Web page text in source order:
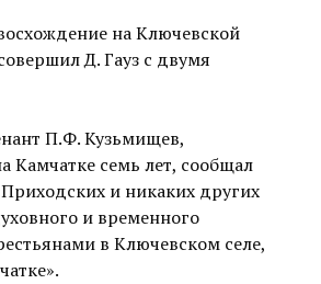
на Ключевской
Д. Гауз с двумя
П.Ф. Кузьмищев,
Камчатке семь лет, сообщал
и никаких других
и временного
в Ключевском селе,